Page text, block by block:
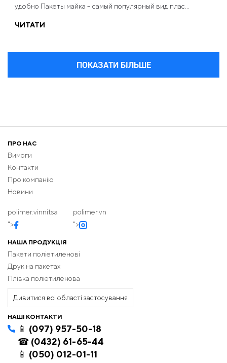
удобно Пакеты майка – самый популярный вид плас...
ЧИТАТИ
ПОКАЗАТИ БІЛЬШЕ
ПРО НАС
Вимоги
Контакти
Про компанію
Новини
polimer.vinnitsa
">
polimer.vn
">
НАША ПРОДУКЦІЯ
Пакети поліетиленові
Друк на пакетах
Плівка поліетиленова
Дивитися всі області застосування
НАШІ КОНТАКТИ
📱 (097) 957-50-18
☎ (0432) 61-65-44
📱 (050) 012-01-11